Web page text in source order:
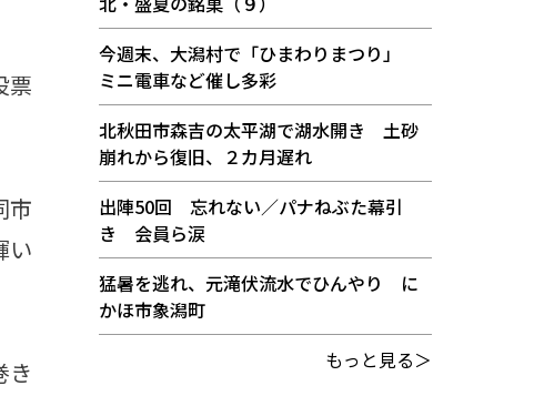
票
市
い
き
今週末、大潟村で「ひまわりまつり」
ミニ電車など催し多彩
北秋田市森吉の太平湖で湖水開き 土砂
崩れから復旧、２カ月遅れ
出陣50回 忘れない／パナねぶた幕引
き 会員ら涙
猛暑を逃れ、元滝伏流水でひんやり に
かほ市象潟町
もっと見る＞